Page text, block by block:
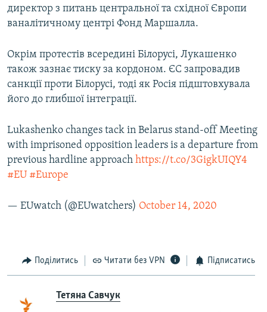
директор з питань центральної та східної Європи
ваналітичному центрі Фонд Маршалла.
Окрім протестів всередині Білорусі, Лукашенко
також зазнає тиску за кордоном. ЄС запровадив
санкції проти Білорусі, тоді як Росія підштовхувала
його до глибшої інтеграції.
Lukashenko changes tack in Belarus stand-off Meeting
with imprisoned opposition leaders is a departure from
previous hardline approach https://t.co/3GigkUIQY4
#EU #Europe
— EUwatch (@EUwatchers) October 14, 2020
Поділитись Читати без VPN Підписатись
​Тетяна Савчук